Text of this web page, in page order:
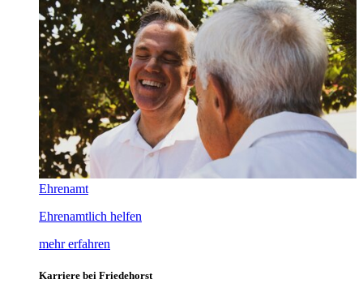
Ehrenamt
Ehrenamtlich helfen
mehr erfahren
Karriere bei Friedehorst